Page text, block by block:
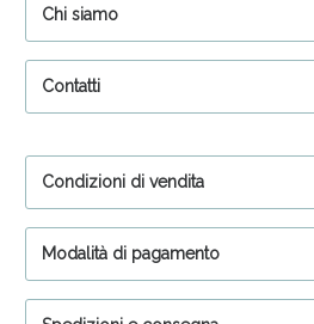
Chi siamo
Contatti
Condizioni di vendita
Modalità di pagamento